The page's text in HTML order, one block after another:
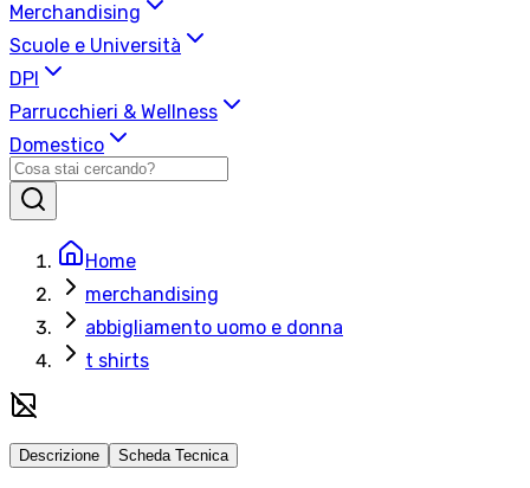
Merchandising
Scuole e Università
DPI
Parrucchieri & Wellness
Domestico
Home
merchandising
abbigliamento uomo e donna
t shirts
Descrizione Scheda Tecnica